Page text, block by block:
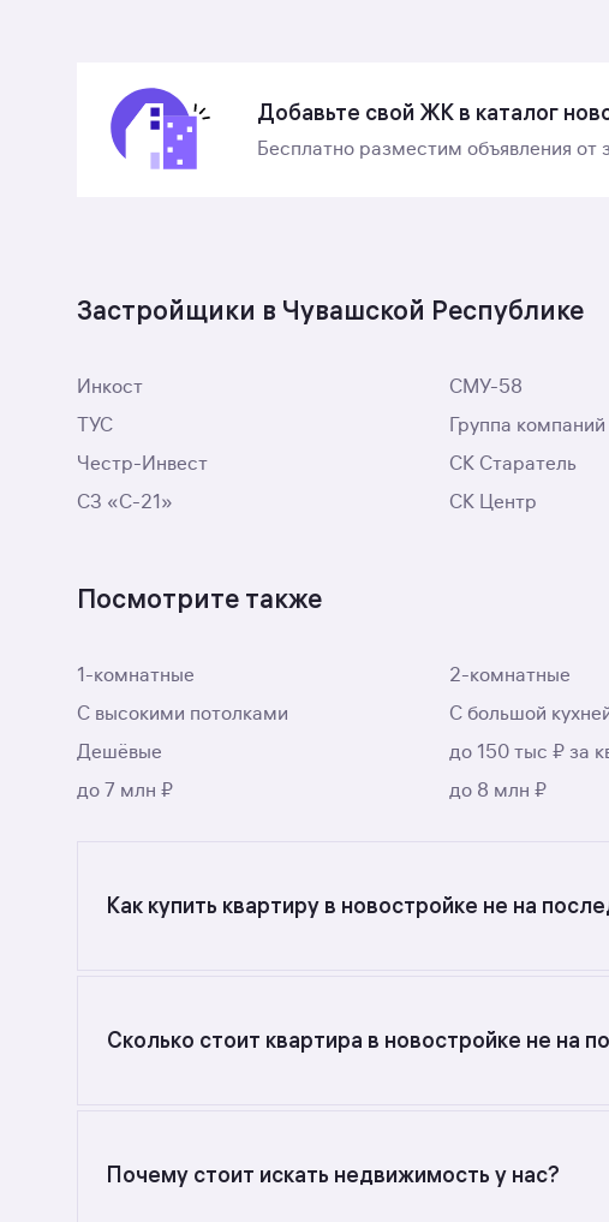
Добавьте свой ЖК в каталог
Бесплатно разместим объявления
Застройщики в Чувашской Республике
Инкост СМУ-58
ТУС
Группа
Честр-Инвест
СК Старатель
СЗ «С-21»
СК Центр
Посмотрите также
1-комнатные 2-комнатные
С высокими потолками
С большой
Дешёвые
до 150 тыс ₽ за
до 7 млн ₽
до 8 млн ₽
Как купить квартиру в новостройке не на
Сколько стоит квартира в новостройке не на
Почему стоит искать недвижимость у нас?